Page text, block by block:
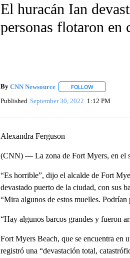
El huracán Ian
personas flotaron en
By CNN Newsource FOLLOWFOLLOW ""
Published September 30, 2022 1:12 PM
Alexandra Ferguson
(CNN) — La zona de Fort Myers, en el
“Es horrible”, dijo el alcalde de Fort
devastado puerto de la ciudad, con sus
“Mira algunos de estos muelles.
“Hay algunos barcos grandes y fueron
Fort Myers Beach, que se encuentra en
registró una “devastación total,